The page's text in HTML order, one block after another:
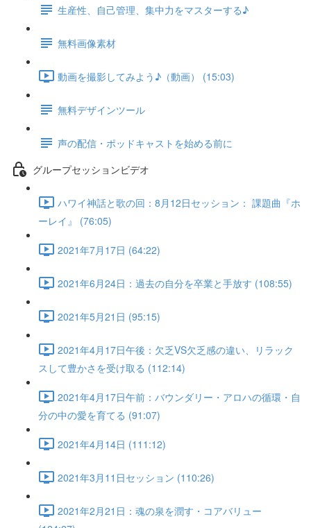
生産性、自己管理、集中力をマスターする♪
無料画像素材
動画を撮影してみよう♪（動画） (15:03)
無料デザインツール
声の配信・ポッドキャストを始める前に
グループセッションビデオ
ハワイ神話と歌の回：8月12日セッション： 課題曲『ホ
ーレイ』 (76:05)
2021年7月17日 (64:22)
2021年6月24日：過去の自分を卒業と手放す (108:55)
2021年5月21日 (95:15)
2021年4月17日午後：欠乏VS欠乏感の違い、リラック
スして豊かさを受け取る (112:14)
2021年4月17日午前：バウンダリー・アロハの循環・自
分の中の愛を育てる (91:07)
2021年4月14日 (111:12)
2021年3月11日セッション (110:26)
2021年2月21日：魂の泉を潤す・コアバリュー